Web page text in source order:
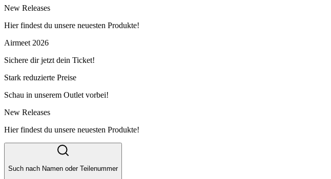
New Releases
Hier findest du unsere neuesten Produkte!
Airmeet 2026
Sichere dir jetzt dein Ticket!
Stark reduzierte Preise
Schau in unserem Outlet vorbei!
New Releases
Hier findest du unsere neuesten Produkte!
Such nach Namen oder Teilenummer